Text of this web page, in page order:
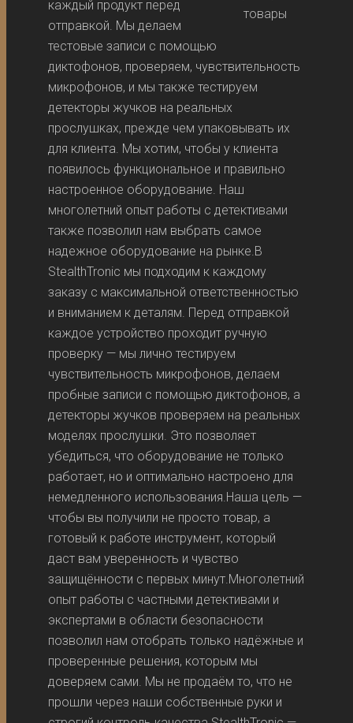
каждый продукт перед
отправкой. Мы делаем
тестовые записи с помощью
диктофонов, проверяем, чувствительность
микрофонов, и мы также тестируем
детекторы жучков на реальных
прослушках, прежде чем упаковывать их
для клиента. Мы хотим, чтобы у клиента
появилось функциональное и правильно
настроенное оборудование. Наш
многолетний опыт работы с детективами
также позволил нам выбрать самое
надежное оборудование на рынке.В
StealthTronic мы подходим к каждому
заказу с максимальной ответственностью
и вниманием к деталям. Перед отправкой
каждое устройство проходит ручную
проверку — мы лично тестируем
чувствительность микрофонов, делаем
пробные записи с помощью диктофонов, а
детекторы жучков проверяем на реальных
моделях прослушки. Это позволяет
убедиться, что оборудование не только
работает, но и оптимально настроено для
немедленного использования.Наша цель —
чтобы вы получили не просто товар, а
готовый к работе инструмент, который
даст вам уверенность и чувство
защищённости с первых минут.Многолетний
опыт работы с частными детективами и
экспертами в области безопасности
позволил нам отобрать только надёжные и
проверенные решения, которым мы
доверяем сами. Мы не продаём то, что не
прошли через наши собственные руки и